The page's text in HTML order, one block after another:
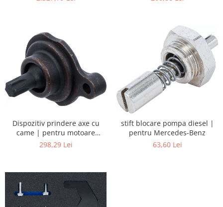
Dispozitiv prindere axe cu
came | pentru motoare
Mercedes-Benz 272 / 273
298,29 Lei
stift blocare pompa diesel |
pentru Mercedes-Benz
63,60 Lei